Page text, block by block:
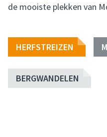
de mooiste plekken van
HERFSTREIZEN
BERGWANDELEN